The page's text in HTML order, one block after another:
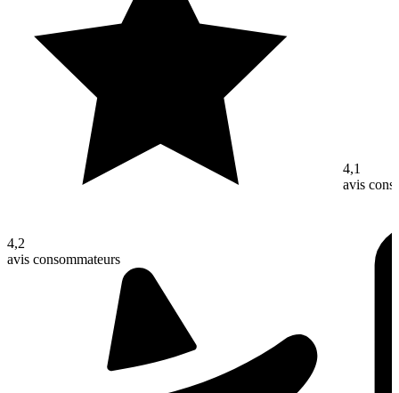
4,2
avis consommateurs
4,1
avis